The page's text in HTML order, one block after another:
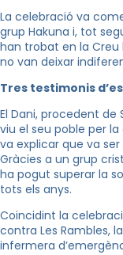
La celebració va
grup Hakuna i, tot
han trobat en la Creu
no van deixar
Tres testimonis
El Dani, procedent de
viu el seu poble per
va explicar que va
Gràcies a un grup
ha pogut superar la
tots els anys.
Coincidint la
contra Les Rambles,
infermera